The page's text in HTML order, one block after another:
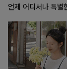
언제 어디서나 특별